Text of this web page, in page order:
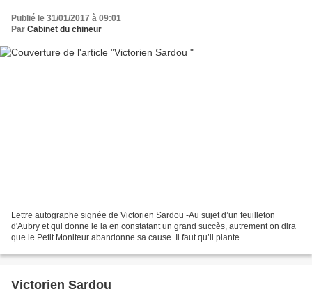
Publié le 31/01/2017 à 09:01
Par Cabinet du chineur
Lettre autographe signée de Victorien Sardou -Au sujet d’un feuilleton
d'Aubry et qui donne le la en constatant un grand succès, autrement on dira
que le Petit Moniteur abandonne sa cause. Il faut qu’il plante
Victorien Sardou